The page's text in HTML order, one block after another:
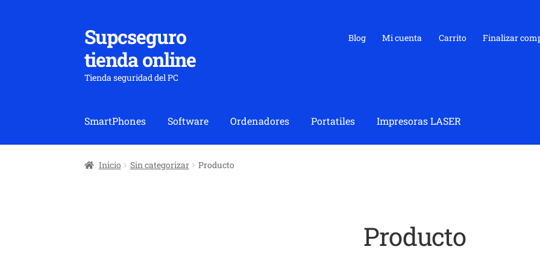
Ir
a
la
navegación
Ir
al
contenido
Supcseguro
tienda online
Tienda seguridad del PC
Blog Mi cuenta Carrito Finalizar
SmartPhones Software Ordenadores Portatiles Impresoras LASER
Inicio Sin categorizar Producto
Producto